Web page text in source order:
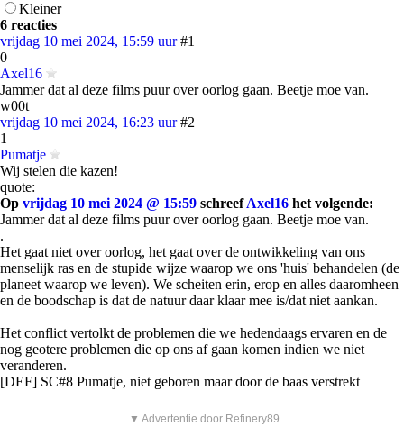
Kleiner
6 reacties
vrijdag 10 mei 2024, 15:59 uur #1
0
Axel16
Jammer dat al deze films puur over oorlog gaan. Beetje moe van.
w00t
vrijdag 10 mei 2024, 16:23 uur #2
1
Pumatje
Wij stelen die kazen!
quote:
Op vrijdag 10 mei 2024 @ 15:59 schreefAxel16 het volgende:
Jammer dat al deze films puur over oorlog gaan. Beetje moe van.
.
Het gaat niet over oorlog, het gaat over de ontwikkeling van ons
menselijk ras en de stupide wijze waarop we ons 'huis' behandelen (de
planeet waarop we leven). We scheiten erin, erop en alles daaromheen
en de boodschap is dat de natuur daar klaar mee is/dat niet aankan.
Het conflict vertolkt de problemen die we hedendaags ervaren en de
nog geotere problemen die op ons af gaan komen indien we niet
veranderen.
[DEF] SC#8 Pumatje, niet geboren maar door de baas verstrekt
▼ Advertentie door Refinery89